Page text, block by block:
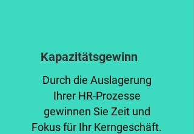
Kapazitätsgewinn
Durch die Auslagerung
Ihrer HR-Prozesse
gewinnen Sie Zeit und
Fokus für Ihr Kerngeschäft.